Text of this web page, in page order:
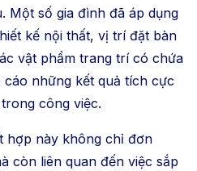
Một số gia đình đã áp dụng
kế nội thất, vị trí đặt bàn
vật phẩm trang trí có chứa
những kết quả tích cực
công việc.
hợp này không chỉ đơn
còn liên quan đến việc sắp